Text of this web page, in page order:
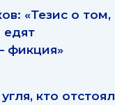
«Тезис о том,
едят
фикция»
кто отстоял